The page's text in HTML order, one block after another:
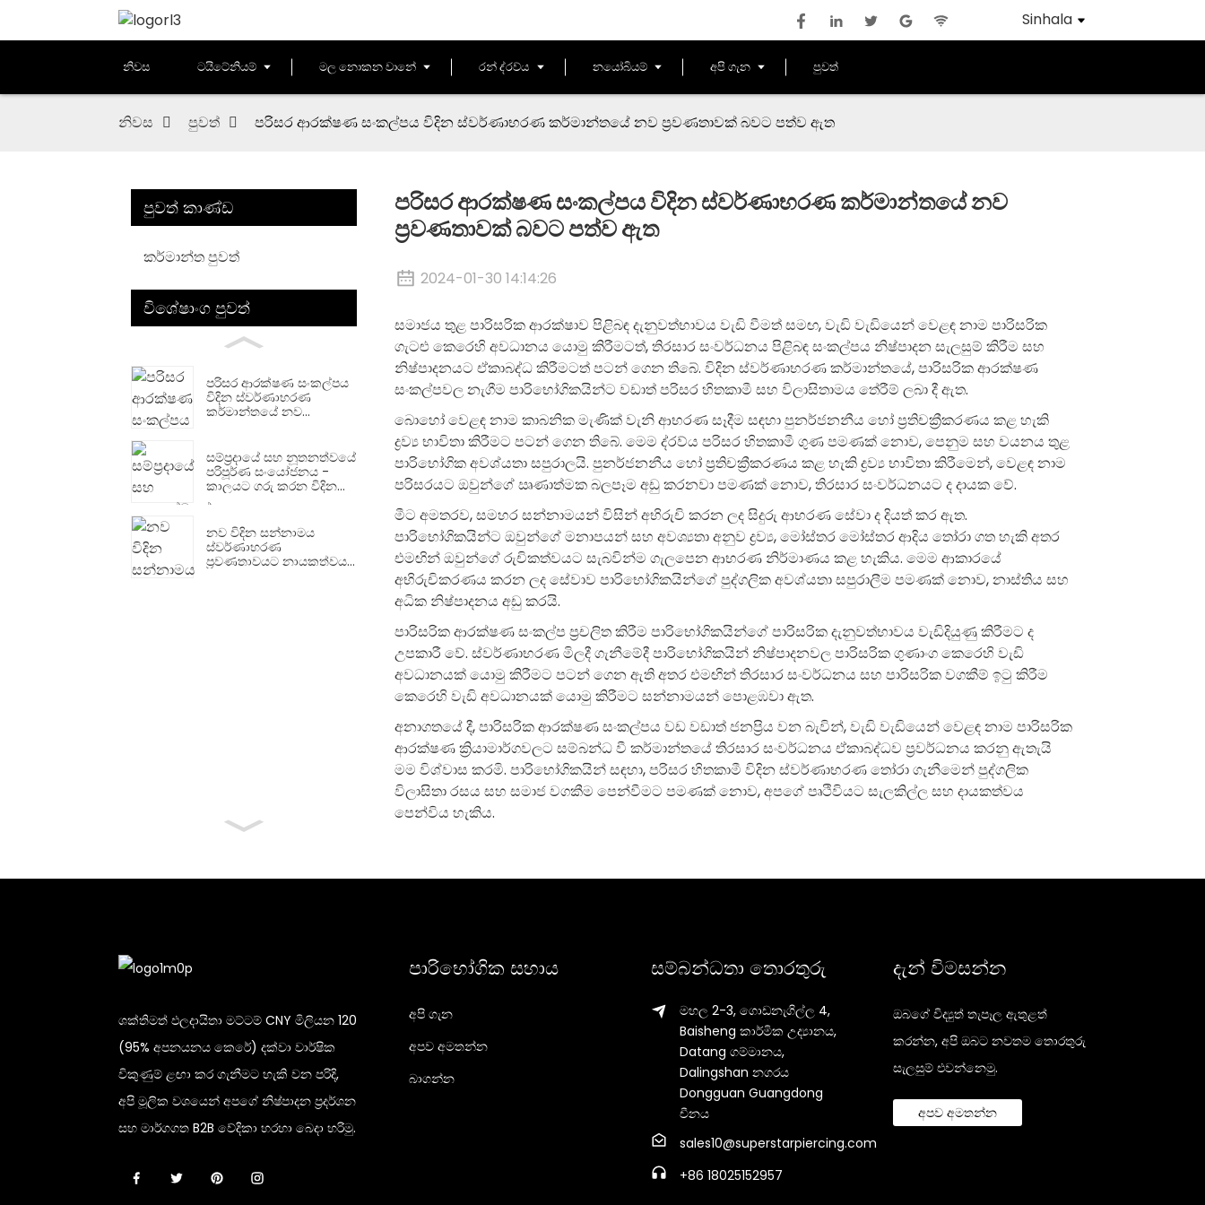
Sinhala
නිවස ටයිටේනියම් මල නොකන වානේ රන් ද්රව්ය නයෝබියම් අපි ගැන පුවත්
නිවස පුවත් පරිසර ආරක්ෂණ සංකල්පය විදින ස්වර්ණාභරණ කර්මාන්තයේ නව ප්‍රවණතාවක් බවට පත්ව ඇත
පුවත් කාණ්ඩ
කර්මාන්ත පුවත්
විශේෂාංග පුවත්
පරිසර ආරක්ෂණ සංකල්පය
විදින ස්වර්ණාභරණ
කර්මාන්තයේ නව
සම්ප්‍රදායේ සහ නූතනත්වයේ
පරිපූර්ණ සංයෝජනය -
කාලයට ගරු කරන විදින
සන්නාමය නව
දියත් කරයි
නව විදින සන්නාමය
ස්වර්ණාභරණ
ප්‍රවණතාවයට නායකත්වය
පරිසර ආරක්ෂණ සංකල්පය විදින ස්වර්ණාභරණ කර්මාන්තයේ නව
ප්‍රවණතාවක් බවට පත්ව ඇත
2024-01-30 14:14:26
සමාජය තුළ පාරිසරික ආරක්ෂාව පිළිබඳ දැනුවත්භාවය වැඩි වීමත් සමඟ, වැඩි වැඩියෙන් වෙළඳ නාම පාරිසරික
ගැටළු කෙරෙහි අවධානය යොමු කිරීමටත්, තිරසාර සංවර්ධනය පිළිබඳ සංකල්පය නිෂ්පාදන සැලසුම් කිරීම සහ
නිෂ්පාදනයට ඒකාබද්ධ කිරීමටත් පටන් ගෙන තිබේ. විදින ස්වර්ණාභරණ කර්මාන්තයේ, පාරිසරික ආරක්ෂණ
සංකල්පවල නැගීම පාරිභෝගිකයින්ට වඩාත් පරිසර හිතකාමී සහ විලාසිතාමය තේරීම් ලබා දී ඇත.
බොහෝ වෙළඳ නාම කාබනික මැණික් වැනි ආභරණ සෑදීම සඳහා පුනර්ජනනීය හෝ ප්‍රතිචක්‍රීකරණය කළ හැකි
ද්‍රව්‍ය භාවිතා කිරීමට පටන් ගෙන තිබේ. මෙම ද්රව්ය පරිසර හිතකාමී ගුණ පමණක් නොව, පෙනුම සහ වයනය තුළ
පාරිභෝගික අවශ්යතා සපුරාලයි. පුනර්ජනනීය හෝ ප්‍රතිචක්‍රීකරණය කළ හැකි ද්‍රව්‍ය භාවිතා කිරීමෙන්, වෙළඳ නාම
පරිසරයට ඔවුන්ගේ ඍණාත්මක බලපෑම අඩු කරනවා පමණක් නොව, තිරසාර සංවර්ධනයට ද දායක වේ.
මීට අමතරව, සමහර සන්නාමයන් විසින් අභිරුචි කරන ලද සිදුරු ආභරණ සේවා ද දියත් කර ඇත.
පාරිභෝගිකයින්ට ඔවුන්ගේ මනාපයන් සහ අවශ්‍යතා අනුව ද්‍රව්‍ය, මෝස්තර මෝස්තර ආදිය තෝරා ගත හැකි අතර
එමඟින් ඔවුන්ගේ රුචිකත්වයට සැබවින්ම ගැලපෙන ආභරණ නිර්මාණය කළ හැකිය. මෙම ආකාරයේ
අභිරුචිකරණය කරන ලද සේවාව පාරිභෝගිකයින්ගේ පුද්ගලික අවශ්යතා සපුරාලීම පමණක් නොව, නාස්තිය සහ
අධික නිෂ්පාදනය අඩු කරයි.
පාරිසරික ආරක්ෂණ සංකල්ප ප්‍රචලිත කිරීම පාරිභෝගිකයින්ගේ පාරිසරික දැනුවත්භාවය වැඩිදියුණු කිරීමට ද
උපකාරී වේ. ස්වර්ණාභරණ මිලදී ගැනීමේදී පාරිභෝගිකයින් නිෂ්පාදනවල පාරිසරික ගුණාංග කෙරෙහි වැඩි
අවධානයක් යොමු කිරීමට පටන් ගෙන ඇති අතර එමඟින් තිරසාර සංවර්ධනය සහ පාරිසරික වගකීම් ඉටු කිරීම
කෙරෙහි වැඩි අවධානයක් යොමු කිරීමට සන්නාමයන් පොළඹවා ඇත.
අනාගතයේ දී, පාරිසරික ආරක්ෂණ සංකල්පය වඩ වඩාත් ජනප්‍රිය වන බැවින්, වැඩි වැඩියෙන් වෙළඳ නාම පාරිසරික
ආරක්ෂණ ක්‍රියාමාර්ගවලට සම්බන්ධ වී කර්මාන්තයේ තිරසාර සංවර්ධනය ඒකාබද්ධව ප්‍රවර්ධනය කරනු ඇතැයි
මම විශ්වාස කරමි. පාරිභෝගිකයින් සඳහා, පරිසර හිතකාමී විදින ස්වර්ණාභරණ තෝරා ගැනීමෙන් පුද්ගලික
විලාසිතා රසය සහ සමාජ වගකීම පෙන්වීමට පමණක් නොව, අපගේ පෘථිවියට සැලකිල්ල සහ දායකත්වය
පෙන්විය හැකිය.
ශක්තිමත් ඵලදායිතා මට්ටම් CNY මිලියන 120
(95% අපනයනය කෙරේ) දක්වා වාර්ෂික
විකුණුම් ළඟා කර ගැනීමට හැකි වන පරිදි,
අපි මූලික වශයෙන් අපගේ නිෂ්පාදන ප්‍රදර්ශන
සහ මාර්ගගත B2B වේදිකා හරහා බෙදා හරිමු.
පාරිභෝගික සහාය
අපි ගැන
අපව අමතන්න
බාගන්න
සම්බන්ධතා තොරතුරු
මහල 2-3, ගොඩනැගිල්ල 4,
Baisheng කාර්මික උද්‍යානය,
Datang ගම්මානය,
Dalingshan නගරය
Dongguan Guangdong
චීනය
sales10@superstarpiercing.com
+86 18025152957
දැන් විමසන්න
ඔබගේ විද්‍යුත් තැපෑල ඇතුළත්
කරන්න, අපි ඔබට නවතම තොරතුරු
සැලසුම් එවන්නෙමු.
අපව අමතන්න